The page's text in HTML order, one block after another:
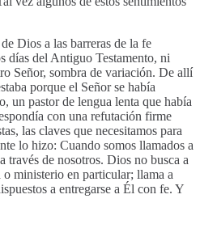
Dios a las barreras de la fe
días del Antiguo Testamento, ni
Señor, sombra de variación. De allí
porque el Señor se había
un pastor de lengua lenta que había
con una refutación firme
las claves que necesitamos para
lo hizo: Cuando somos llamados a
través de nosotros. Dios no busca a
ministerio en particular; llama a
a entregarse a Él con fe. Y